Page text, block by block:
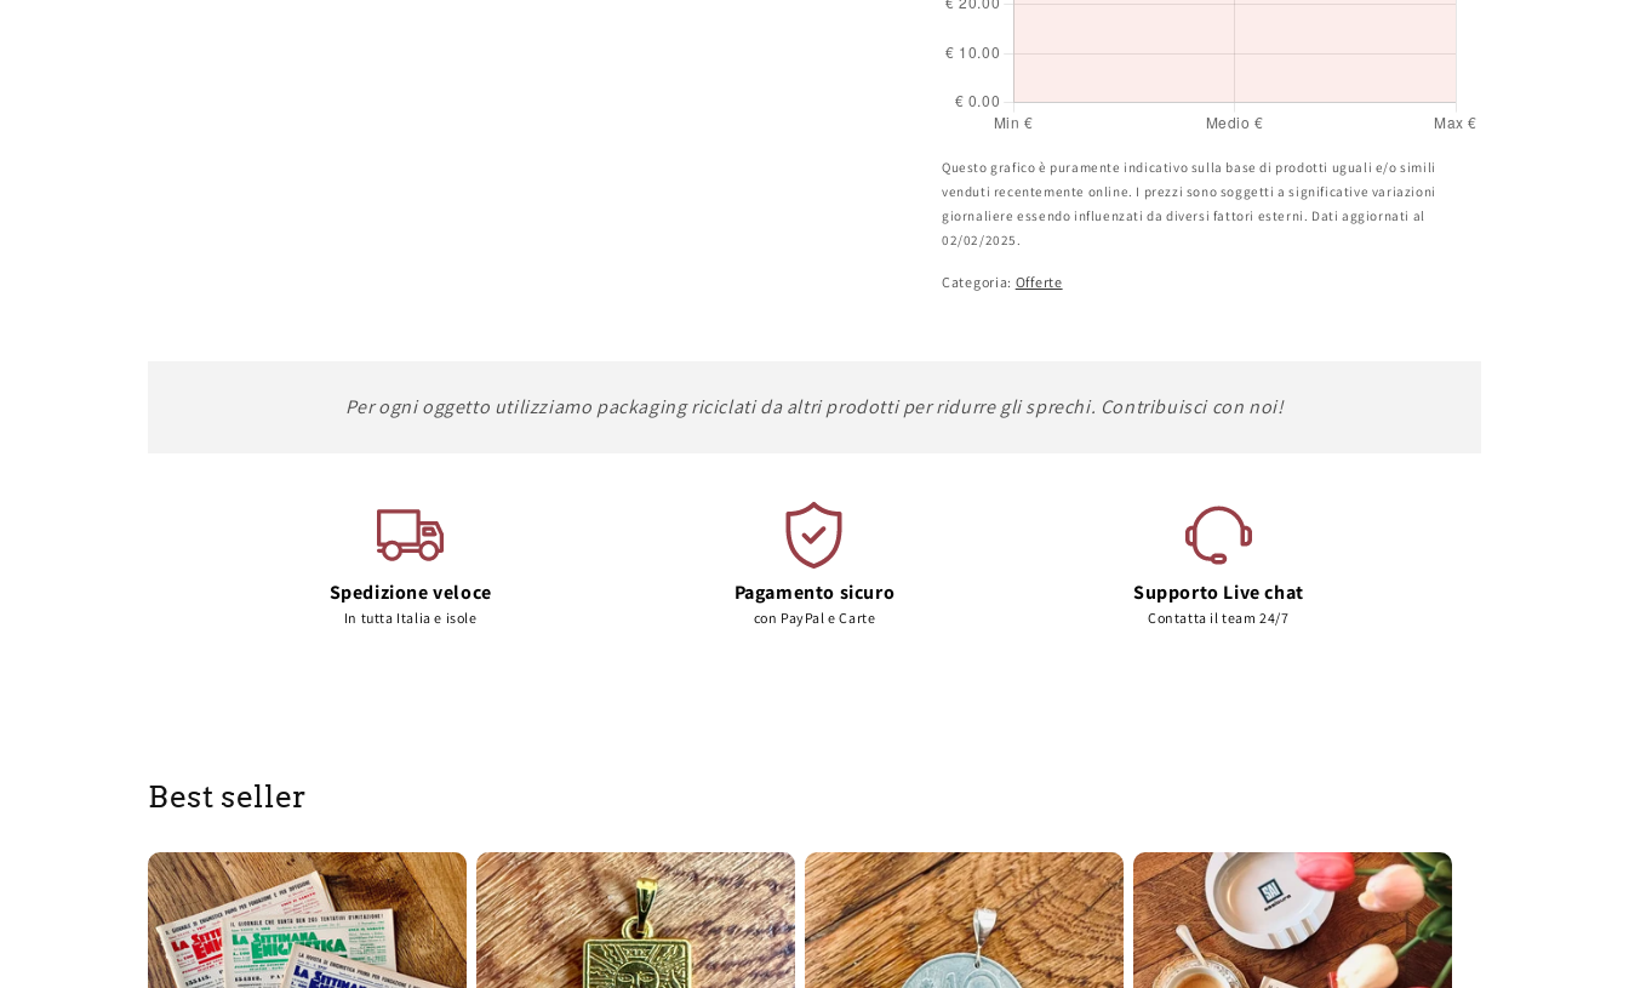
Questo grafico è puramente indicativo sulla base di prodotti uguali e/o simili
venduti recentemente online. I prezzi sono soggetti a significative variazioni
giornaliere essendo influenzati da diversi fattori esterni. Dati aggiornati al
02/02/2025.
Categoria: Offerte
Per ogni oggetto utilizziamo packaging riciclati da altri prodotti per ridurre gli sprechi. Contribuisci con noi!
Spedizione veloce
In tutta Italia e isole
Pagamento sicuro
con PayPal e Carte
Supporto Live chat
Contatta il team 24/7
Best seller